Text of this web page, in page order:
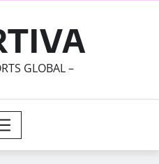
GLOBAL –